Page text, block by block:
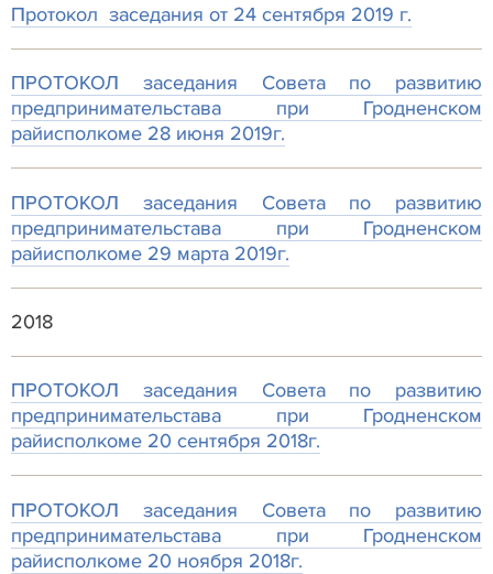
Протокол заседания от 24 сентября 2019 г.
ПРОТОКОЛ заседания Совета по развитию
предпринимательстава при Гродненском
райисполкоме 28 июня 2019г.
ПРОТОКОЛ заседания Совета по развитию
предпринимательстава при Гродненском
райисполкоме 29 марта 2019г.
2018
ПРОТОКОЛ заседания Совета по развитию
предпринимательстава при Гродненском
райисполкоме 20 сентября 2018г.
ПРОТОКОЛ заседания Совета по развитию
предпринимательстава при Гродненском
райисполкоме 20 ноября 2018г.